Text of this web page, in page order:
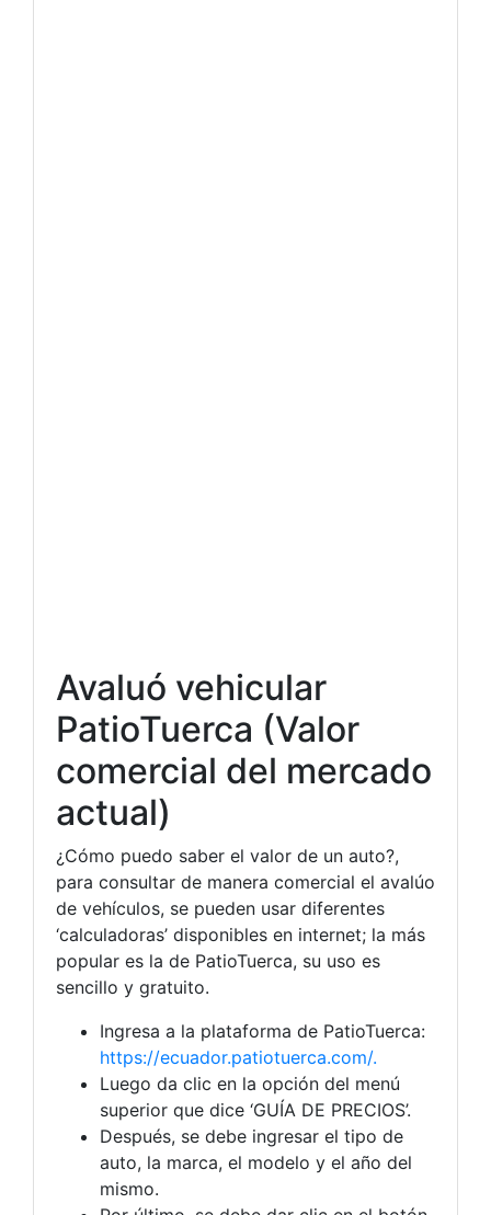
Avaluó vehicular
PatioTuerca (Valor
comercial del mercado
actual)
¿Cómo puedo saber el valor de un auto?,
para consultar de manera comercial el avalúo
de vehículos, se pueden usar diferentes
‘calculadoras’ disponibles en internet; la más
popular es la de PatioTuerca, su uso es
sencillo y gratuito.
Ingresa a la plataforma de PatioTuerca:
https://ecuador.patiotuerca.com/.
Luego da clic en la opción del menú
superior que dice ‘GUÍA DE PRECIOS’.
Después, se debe ingresar el tipo de
auto, la marca, el modelo y el año del
mismo.